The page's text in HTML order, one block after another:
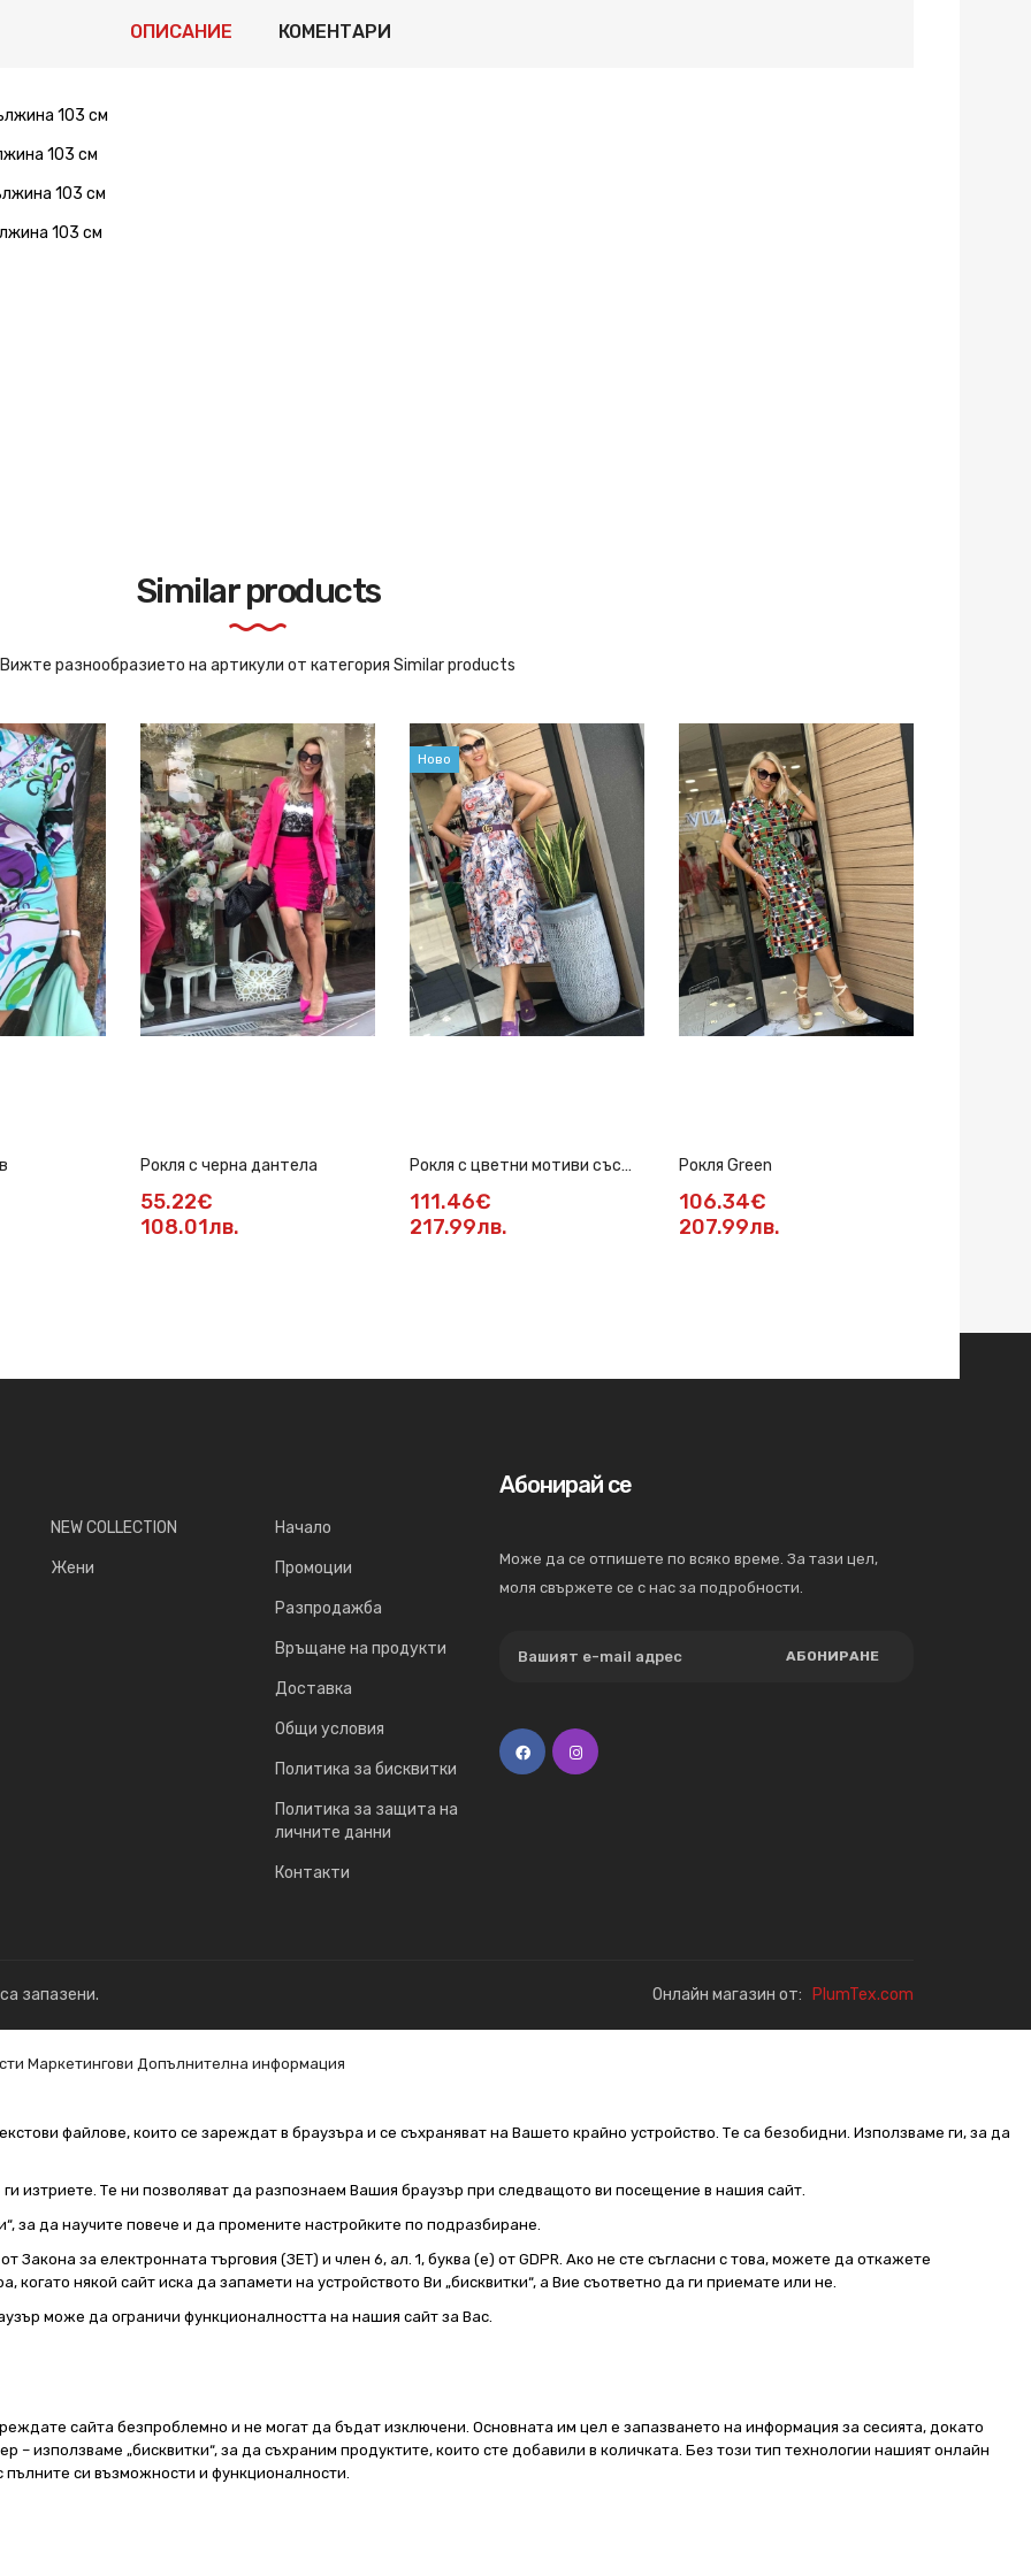
ОПИСАНИЕ КОМЕНТАРИ
103 см
103 см
103 см
103 см
Similar products
Вижте разнообразието на артикули от категория Similar products
Рокля с черна дантела
55.22€
108.01лв.
Ново
Рокля с цветни мотиви със
солей пола
111.46€
217.99лв.
Рокля Green
106.34€
207.99лв.
NEW COLLECTION
Жени
Начало
Промоции
Разпродажба
Връщане на продукти
Доставка
Общи условия
Политика за бисквитки
Политика за защита на
личните данни
Контакти
Абонирай се
Може да се отпишете по всяко време. За тази цел,
моля свържете се с нас за подробности.
АБОНИРАНЕ
запазени. Онлайн магазин от: PlumTex.com
Маркетингови Допълнителна информация
файлове, които се зареждат в браузъра и се съхраняват на Вашето крайно устройство. Те са безобидни. Използваме ги, за да
изтриете. Те ни позволяват да разпознаем Вашия браузър при следващото ви посещение в нашия сайт.
за да научите повече и да промените настройките по подразбиране.
Закона за електронната търговия (ЗЕТ) и член 6, ал. 1, буква (е) от GDPR. Ако не сте съгласни с това, можете да откажете
някой сайт иска да запамети на устройството Ви „бисквитки“, а Вие съответно да ги приемате или не.
може да ограничи функционалността на нашия сайт за Вас.
сайта безпроблемно и не могат да бъдат изключени. Основната им цел е запазването на информация за сесията, докато
използваме „бисквитки“, за да съхраним продуктите, които сте добавили в количката. Без този тип технологии нашият онлайн
пълните си възможности и функционалности.